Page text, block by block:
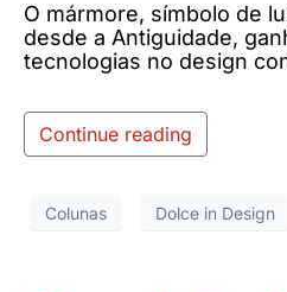
O mármore, símbolo de
desde a Antiguidade,
tecnologias no design
Continue reading
Colunas Dolce in Design